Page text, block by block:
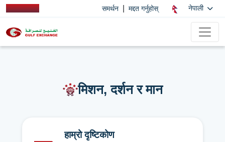
समर्थन मद्दत गर्नुहोस् नेपाली
मिशन, दर्शन र मान
हाम्रो दृष्टिकोण